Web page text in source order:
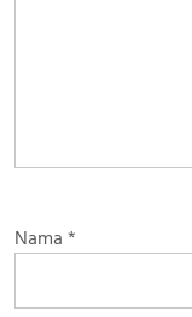
Nama *